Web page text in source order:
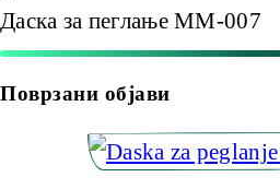
Даска за пеглање MM-007
Поврзани објави